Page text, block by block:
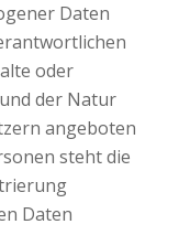
Daten
oder
der Natur
angeboten
steht die
Daten